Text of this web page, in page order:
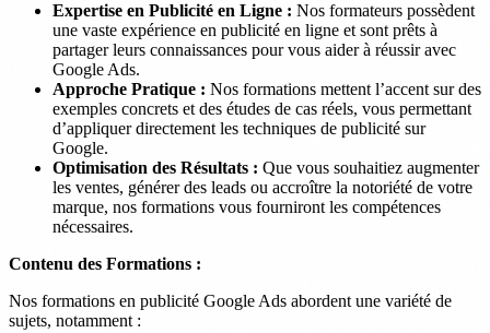
Expertise en Publicité en Ligne : Nos formateurs possèdent
une vaste expérience en publicité en ligne et sont prêts à
partager leurs connaissances pour vous aider à réussir avec
Google Ads.
Approche Pratique : Nos formations mettent l’accent sur des
exemples concrets et des études de cas réels, vous permettant
d’appliquer directement les techniques de publicité sur
Google.
Optimisation des Résultats : Que vous souhaitiez augmenter
les ventes, générer des leads ou accroître la notoriété de votre
marque, nos formations vous fourniront les compétences
nécessaires.
Contenu des Formations :
Nos formations en publicité Google Ads abordent une variété de
sujets, notamment :